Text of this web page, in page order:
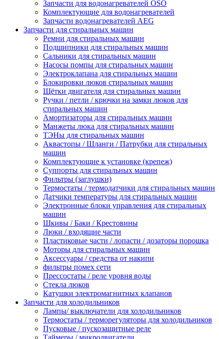
Запчасти для водонагревателей OSO
Комплектующие для водонагревателей
Запчасти водонагревателей AEG
Запчасти для стиральных машин
Ремни для стиральных машин
Подшипники для стиральных машин
Сальники для стиральных машин
Насосы помпы для стиральных машин
Электроклапана для стиральных машин
Блокировки люков стиральных машин
Щётки двигателя для стиральных машин
Ручки / петли / крючки на замки люков для
стиральных машин
Амортизаторы для стиральных машин
Манжеты люка для стиральных машин
ТЭНы для стиральных машин
Аквастопы / Шланги / Патрубки для стиральных
машин
Комплектующие к установке (крепеж)
Суппорты для стиральных машин
Фильтры (заглушки)
Термостаты / термодатчики для стиральных машин
Датчики температуры для стиральных машин
Электронные блоки управления для стиральных
машин
Шкивы / Баки / Крестовины
Люки / входящие части
Пластиковые части / лопасти / дозаторы порошка
Моторы для стиральных машин
Аксессуары / средства от накипи
фильтры помех сети
Прессостаты / реле уровня воды
Стекла люков
Катушки электромагнитных клапанов
Запчасти для холодильников
Лампы/ выключатели для холодильников
Термостаты / терморегуляторы для холодильников
Пусковые / пускозащитные реле